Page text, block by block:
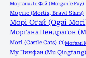
Моргана Ле Фей (Morgan le Fay)
Мортіс (Mortis, Brawl Stars)
Морі Оґай (Ogai
Морґана Пендраґон
Моті (Castle Cats) (1)Моґамі
Му Цинфан (Mu Qingfang)